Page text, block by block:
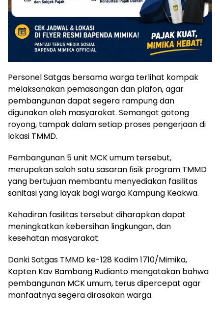
Personel Satgas bersama warga terlihat kompak
melaksanakan pemasangan dan plafon, agar
pembangunan dapat segera rampung dan
digunakan oleh masyarakat. Semangat gotong
royong, tampak dalam setiap proses pengerjaan di
lokasi TMMD.
Pembangunan 5 unit MCK umum tersebut,
merupakan salah satu sasaran fisik program TMMD
yang bertujuan membantu menyediakan fasilitas
sanitasi yang layak bagi warga Kampung Keakwa.
Kehadiran fasilitas tersebut diharapkan dapat
meningkatkan kebersihan lingkungan, dan
kesehatan masyarakat.
Danki Satgas TMMD ke-128 Kodim 1710/Mimika,
Kapten Kav Bambang Rudianto mengatakan bahwa
pembangunan MCK umum, terus dipercepat agar
manfaatnya segera dirasakan warga.